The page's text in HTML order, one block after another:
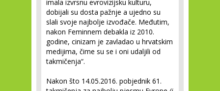
imala izvrsnu evrovizijsku kulturu,
dobijali su dosta pažnje a ujedno su
slali svoje najbolje izvođače. Međutim,
nakon Feminnem debakla iz 2010.
godine, cinizam je zavladao u hrvatskim
medijima, čime su se i oni udaljili od
takmičenja“.
Nakon što 14.05.2016. pobjednik 61.